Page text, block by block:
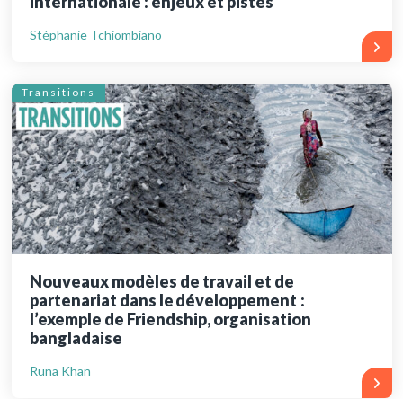
Stéphanie Tchiombiano
Transitions
Nouveaux modèles de travail et de
partenariat dans le développement :
l’exemple de Friendship, organisation
bangladaise
Runa Khan